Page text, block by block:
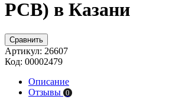
PCB) в Казани
Сравнить
Артикул: 26607
Код: 00002479
Описание
Отзывы 0